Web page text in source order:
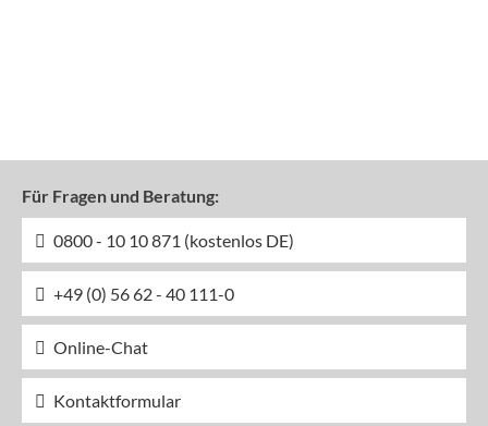
Für Fragen und Beratung:
0800 - 10 10 871 (kostenlos DE)
+49 (0) 56 62 - 40 111-0
Online-Chat
Kontaktformular